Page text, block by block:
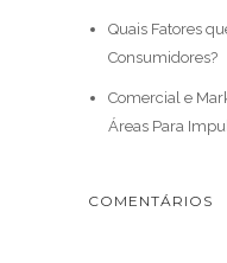
Quais Fatores
Consumidores?
Comercial e
Áreas Para
COMENTÁRIOS